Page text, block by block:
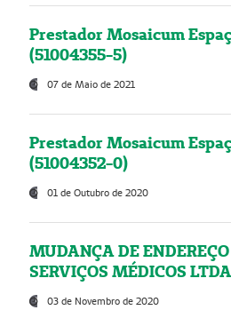
Prestador Mosaicum
(51004355-5)
07 de Maio de 2021
Prestador Mosaicum
(51004352-0)
01 de Outubro de 2020
MUDANÇA DE
SERVIÇOS MÉDICOS
03 de Novembro de 2020